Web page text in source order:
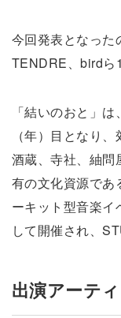
今回発表となった
TENDRE、birdら
「結いのおと」
（年）目となり
酒蔵、寺社、紬問
有の文化資源であ
ーキット型音楽イ
して開催され、
出演アーテ